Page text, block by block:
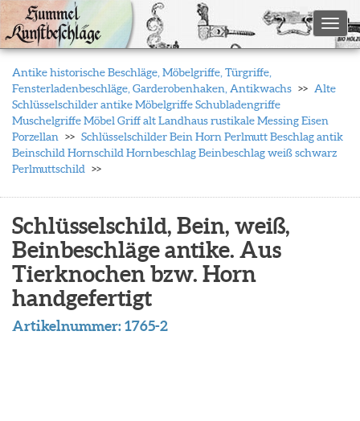
Antike historische Beschläge, Möbelgriffe, Türgriffe,
Fensterladenbeschläge, Garderobenhaken, Antikwachs
Alte
Schlüsselschilder antike Möbelgriffe Schubladengriffe
Muschelgriffe Möbel Griff alt Landhaus rustikale Messing Eisen
Porzellan
Schlüsselschilder Bein Horn Perlmutt Beschlag antik
Beinschild Hornschild Hornbeschlag Beinbeschlag weiß schwarz
Perlmuttschild
Schlüsselschild, Bein, weiß,
Beinbeschläge antike. Aus
Tierknochen bzw. Horn
handgefertigt
Artikelnummer:1765-2